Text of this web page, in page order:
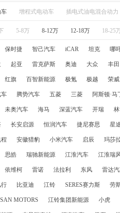
增程式电动车 插电式油电混合动力
5-8万 8-12万 12-18万 18-25
保时捷 智己汽车 iCAR 坦克 哪
起亚 雷克萨斯 奥迪 大众 丰田
红旗 百智新能源 极氪 极越 荣威
腾势汽车 五菱 三菱 阿斯顿·马
未奥汽车 海马 深蓝汽车 开瑞
长安启源 恒润汽车 捷尼赛思 星
安徽猎豹 小米汽车 启辰 玛莎
思皓 瑞驰新能源 江淮汽车 江淮瑞
依维柯 雷诺 法拉利 东风 雷达
行 比亚迪 江铃 SERES赛力斯 劳
MOTORS 江铃集团新能源 小虎